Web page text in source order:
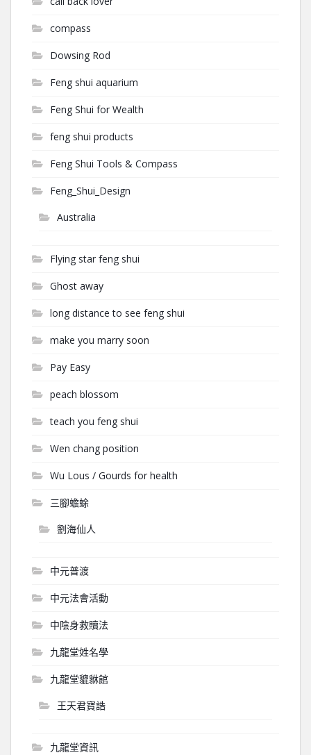
compass
Dowsing Rod
Feng shui aquarium
Feng Shui for Wealth
feng shui products
Feng Shui Tools & Compass
Feng_Shui_Design
Australia
Flying star feng shui
Ghost away
long distance to see feng shui
make you marry soon
Pay Easy
peach blossom
teach you feng shui
Wen chang position
Wu Lous / Gourds for health
三腳蟾蜍
劉海仙人
中元普渡
中元法會活動
中陰身救贖法
九龍堂姓名學
九龍堂貔貅館
王天君寶誥
九龍堂資訊